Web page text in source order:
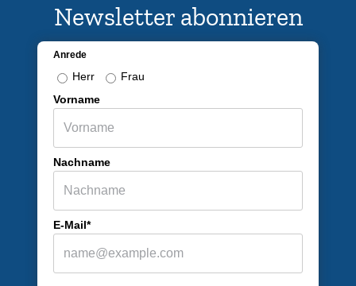
Newsletter abonnieren
Anrede
Herr
Frau
Vorname
Nachname
E-Mail*